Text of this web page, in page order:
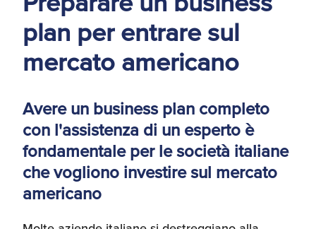
d'America
I Partner di ExportUSA
New York, Corp.
Manuale pratico sul
commercio con gli USA
ExportUSA ottiene la
Servizi Expat Italiani
negli USA
Logistica
FDA
plan per entrare sul
mercato americano
Avere un business plan completo
con l'assistenza di un esperto è
fondamentale per le società italiane
che vogliono investire sul mercato
americano